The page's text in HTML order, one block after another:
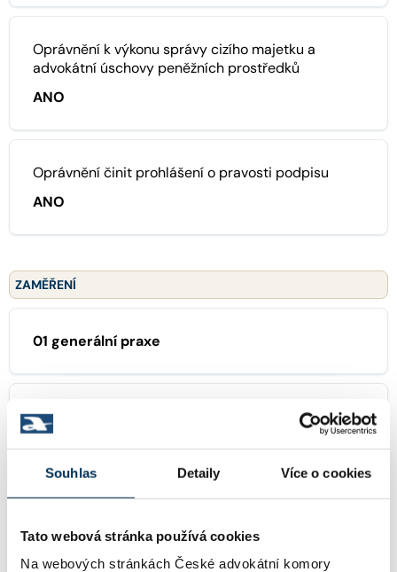
Souhlas Detaily Více o cookies
Tato webová stránka používá cookies
Na webových stránkách České advokátní komory
Oprávnění k výkonu správy cizího majetku a
advokátní úschovy peněžních prostředků
ANO
Oprávnění činit prohlášení o pravosti podpisu
ANO
ZAMĚŘENÍ
01 generální praxe
02 občanské právo
37 výkon rozhodnutí, exekuce